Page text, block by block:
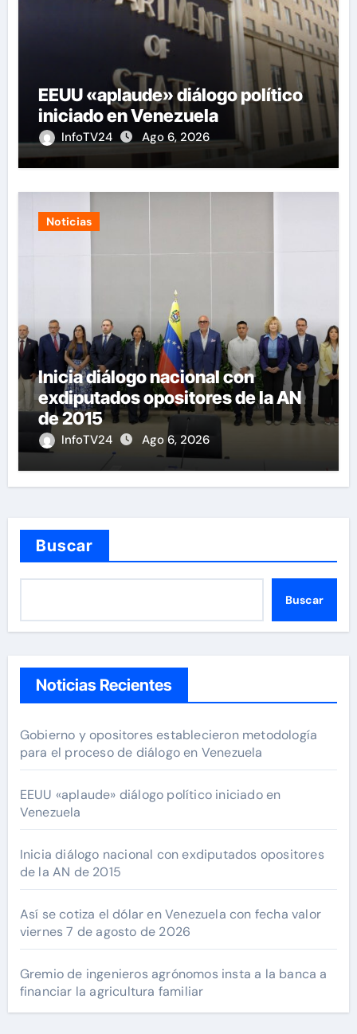
EEUU «aplaude» diálogo político
iniciado en Venezuela
InfoTV24 Ago 6, 2026
Noticias
Inicia diálogo nacional con
exdiputados opositores de la AN
de 2015
InfoTV24 Ago 6, 2026
Buscar
Buscar
Noticias Recientes
Gobierno y opositores establecieron metodología
para el proceso de diálogo en Venezuela
EEUU «aplaude» diálogo político iniciado en
Venezuela
Inicia diálogo nacional con exdiputados opositores
de la AN de 2015
Así se cotiza el dólar en Venezuela con fecha valor
viernes 7 de agosto de 2026
Gremio de ingenieros agrónomos insta a la banca a
financiar la agricultura familiar